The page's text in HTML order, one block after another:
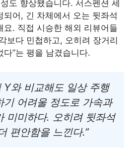
도 향상됐습니다. 서스펜션 세
되어, 긴 차체에서 오는 뒷좌석
요. 직접 시승한 해외 리뷰어들
보다 민첩하고, 오히려 장거리
다”는 평을 남겼습니다.
Y와 비교해도 일상 주행
기 어려울 정도로 가속과
미미하다. 오히려 뒷좌석
편안함을 느낀다.”